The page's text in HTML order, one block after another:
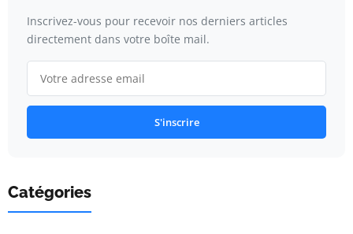
Inscrivez-vous pour recevoir nos derniers articles
directement dans votre boîte mail.
S'inscrire
Catégories